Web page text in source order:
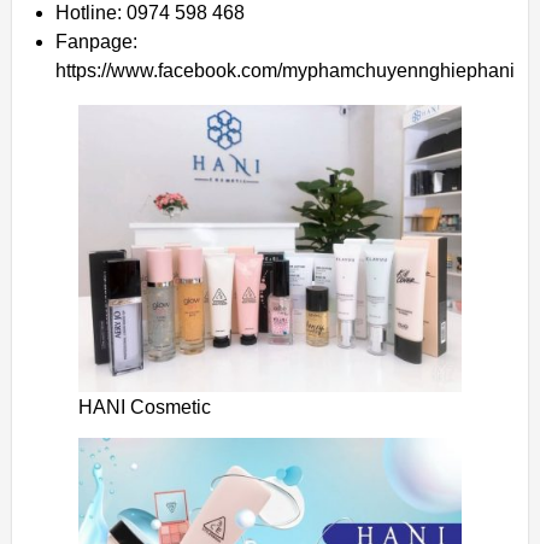
Hotline: 0974 598 468
Fanpage:
https://www.facebook.com/myphamchuyennghiephani
HANI Cosmetic